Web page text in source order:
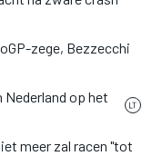
zege, Bezzecchi
Nederland op het
meer zal racen "tot